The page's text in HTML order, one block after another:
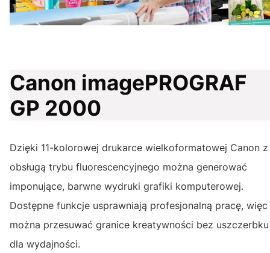
Canon imagePROGRAF
GP 2000
Dzięki 11-kolorowej drukarce wielkoformatowej Canon z
obsługą trybu fluorescencyjnego można generować
imponujące, barwne wydruki grafiki komputerowej.
Dostępne funkcje usprawniają profesjonalną pracę, więc
można przesuwać granice kreatywności bez uszczerbku
dla wydajności.